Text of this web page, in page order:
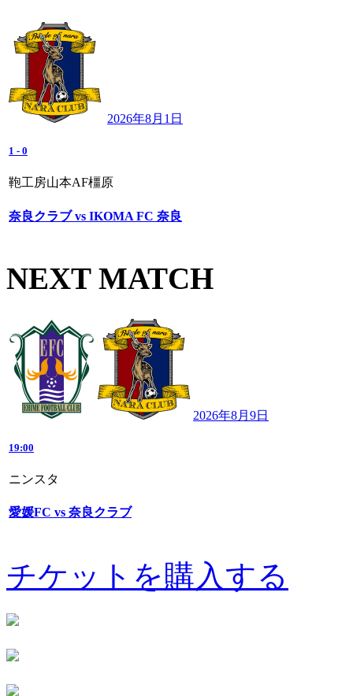
2026年8月1日
1 - 0
鞄工房山本AF橿原
奈良クラブ vs IKOMA FC 奈良
NEXT MATCH
2026年8月9日
19:00
ニンスタ
愛媛FC vs 奈良クラブ
チケットを購入する